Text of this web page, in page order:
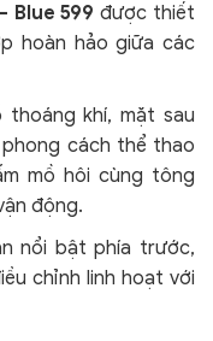
Blue 599 được thiết
hoàn hảo giữa các
thoáng khí, mặt sau
cách thể thao
mồ hôi cùng tông
động.
nổi bật phía trước,
chỉnh linh hoạt với